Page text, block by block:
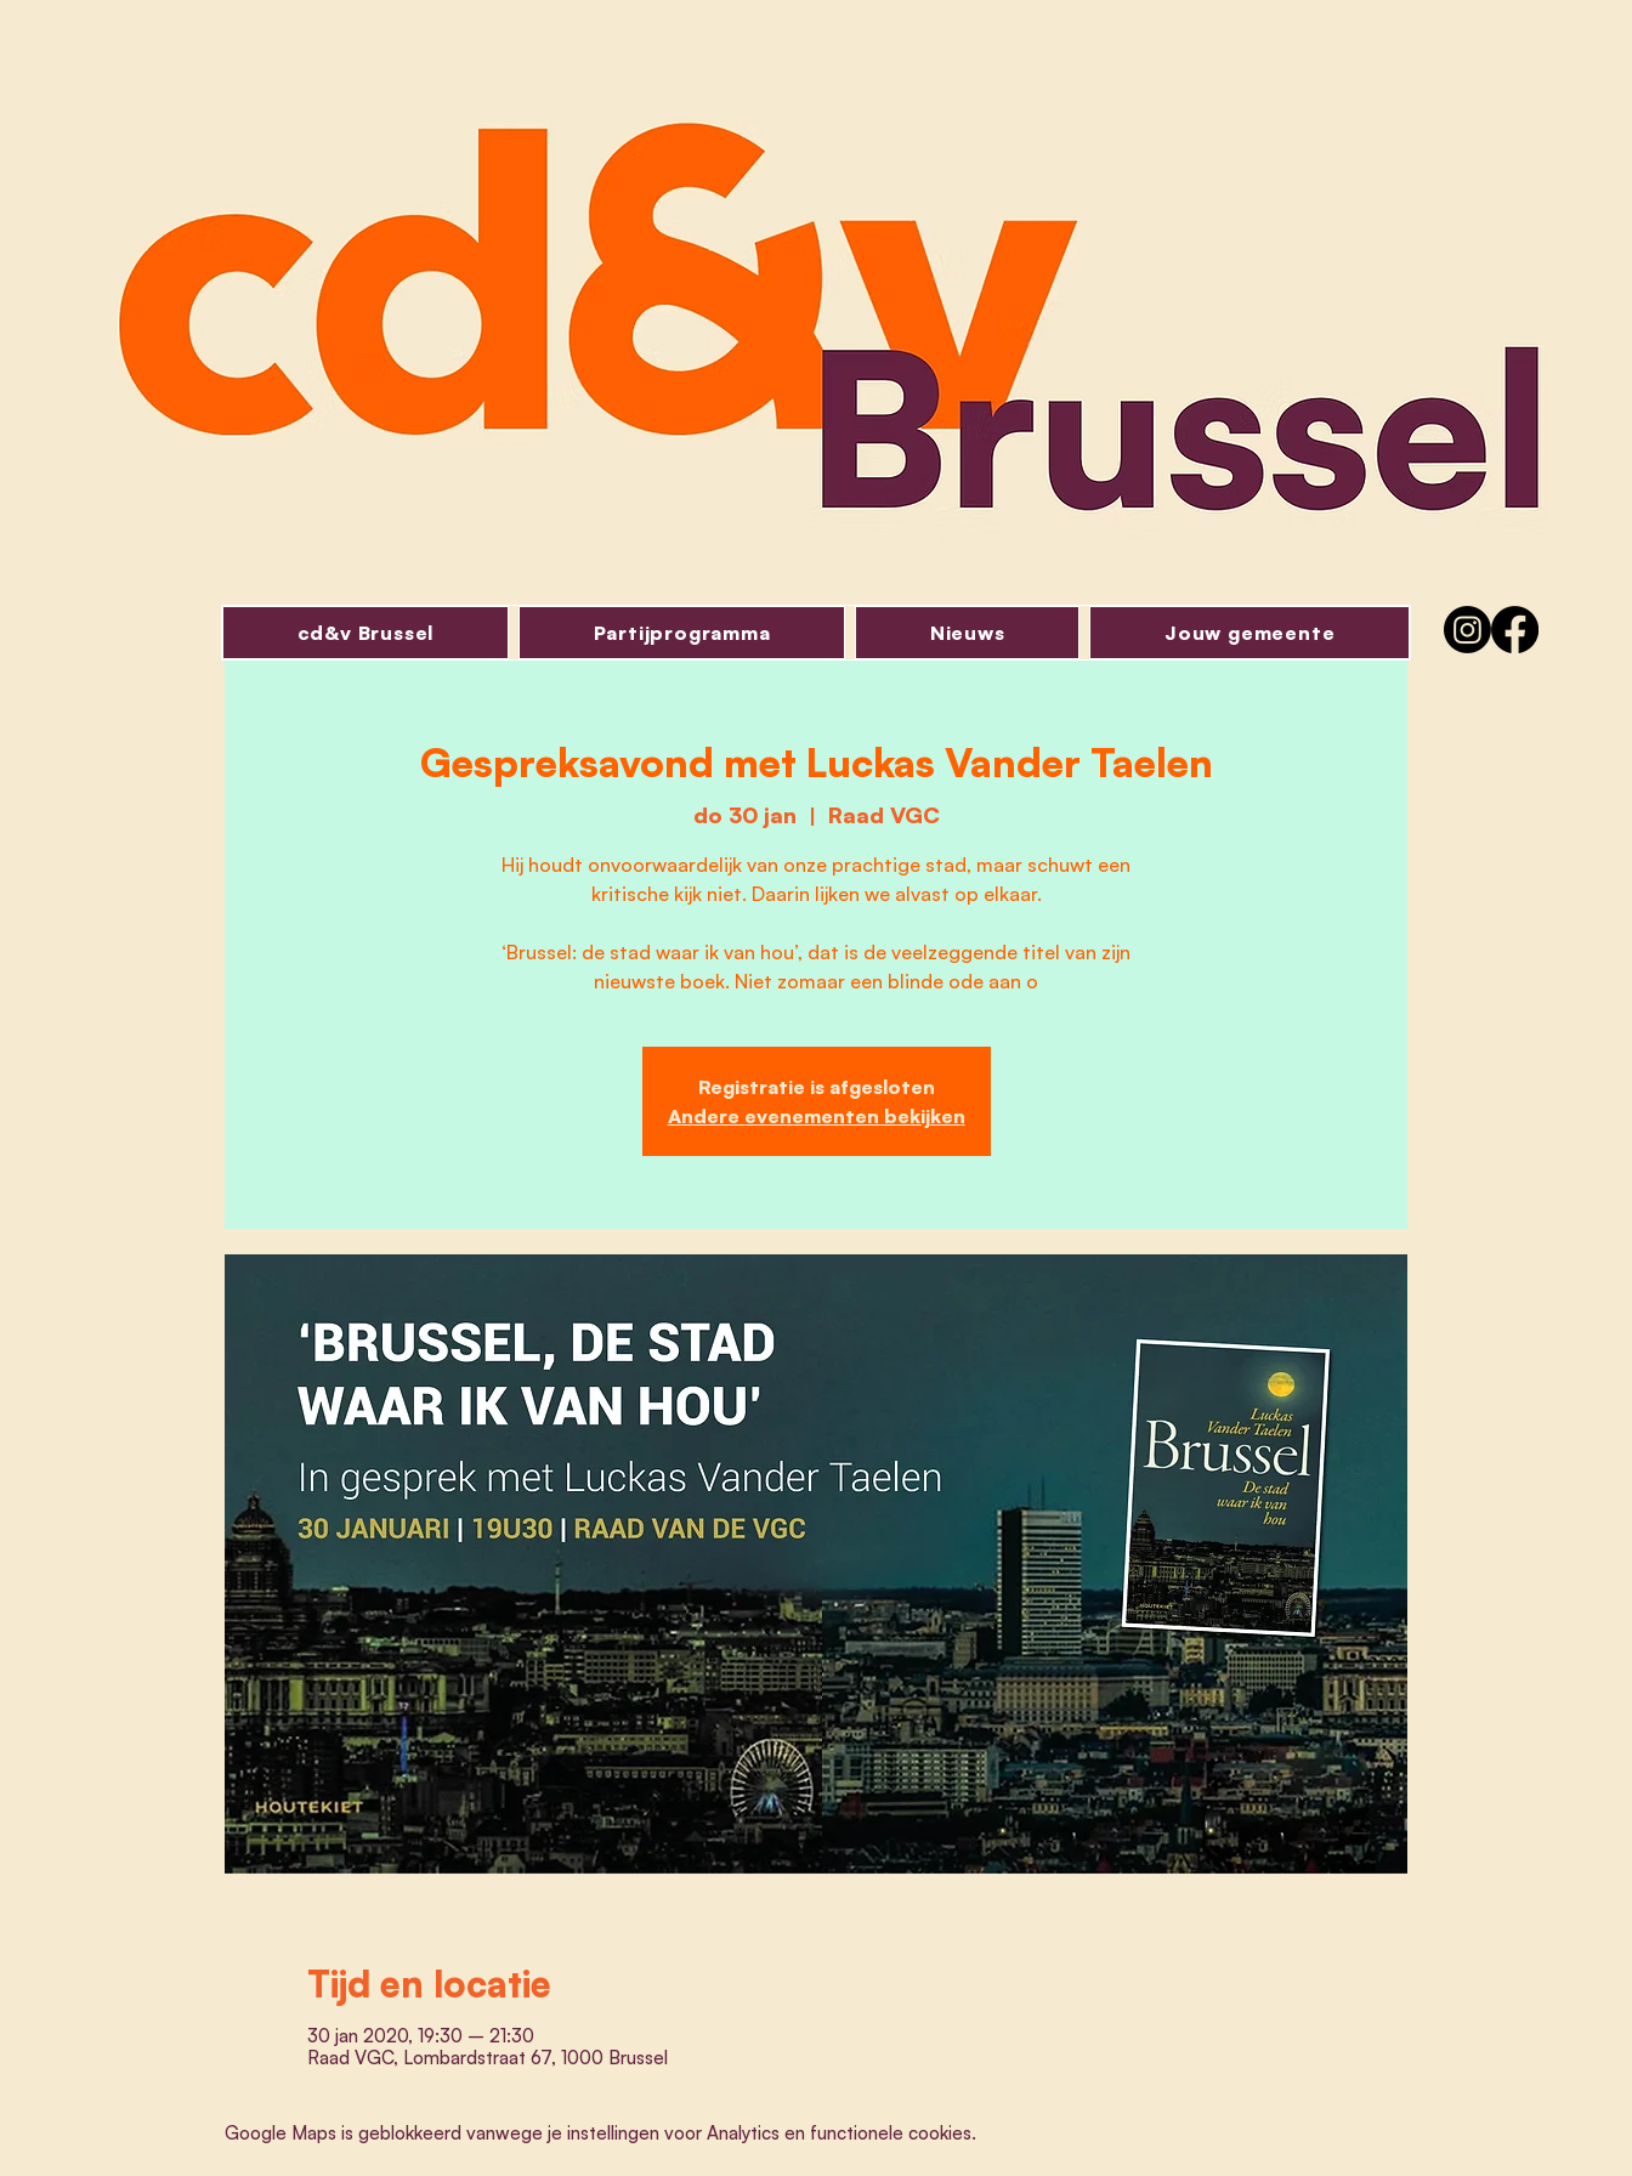
cd&v Brussel Partijprogramma Nieuws Jouw gemeente
Gespreksavond met Luckas Vander Taelen
do 30 jan
  |
Raad VGC
Hij houdt onvoorwaardelijk van onze prachtige stad, maar schuwt een
kritische kijk niet. Daarin lijken we alvast op elkaar.
‘Brussel: de stad waar ik van hou’, dat is de veelzeggende titel van zijn
Registratie is afgesloten
Andere evenementen bekijken
Tijd en locatie
30 jan 2020, 19:30 – 21:30
Raad VGC, Lombardstraat 67, 1000 Brussel
Google Maps is geblokkeerd vanwege je instellingen voor Analytics en functionele cookies.